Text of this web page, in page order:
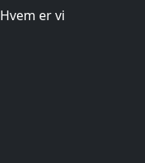
Hvem er vi